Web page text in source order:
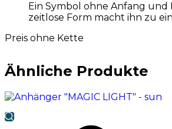
Ein Symbol ohne Anfang
zeitlose Form macht ihn zu
Preis ohne Kette
Ähnliche Produkte